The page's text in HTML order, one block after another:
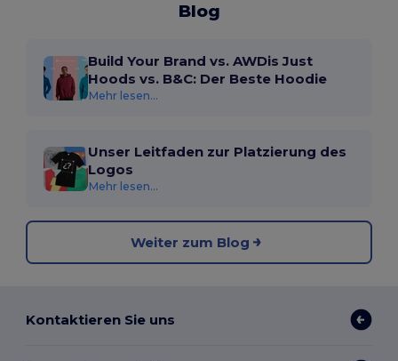
Blog
Build Your Brand vs. AWDis Just
Hoods vs. B&C: Der Beste Hoodie
Mehr lesen...
Unser Leitfaden zur Platzierung des
Logos
Mehr lesen...
Weiter zum Blog
Kontaktieren Sie uns